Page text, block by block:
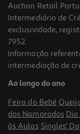
-44%
Sidra Bandida Maçã
2.3 €/Lt
1,15 €
+0,10 € Depósito
Auchan Retail
Intermediário de
exclusividade,
7952.
Informação
intermediação de
Ao longo do ano
Feira do Bebé
dos Namorados Dia
às Aulas Singles'